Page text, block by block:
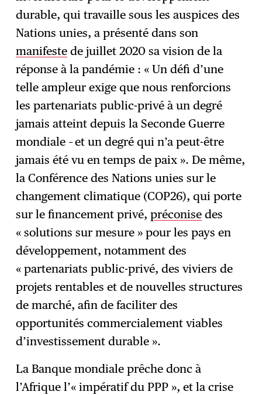
durable, qui travaille sous les auspices des
Nations unies, a présenté dans son
manifeste de juillet 2020 sa vision de la
réponse à la pandémie : « Un défi d’une
telle ampleur exige que nous renforcions
les partenariats public-privé à un degré
jamais atteint depuis la Seconde Guerre
mondiale – et un degré qui n’a peut-être
jamais été vu en temps de paix ». De même,
la Conférence des Nations unies sur le
changement climatique (COP26), qui porte
sur le financement privé,préconise des
« solutions sur mesure » pour les pays en
développement, notamment des
« partenariats public-privé, des viviers de
projets rentables et de nouvelles structures
de marché, afin de faciliter des
opportunités commercialement viables
d’investissement durable ».
La Banque mondiale prêche donc à
l’Afrique l’« impératif du PPP », et la crise